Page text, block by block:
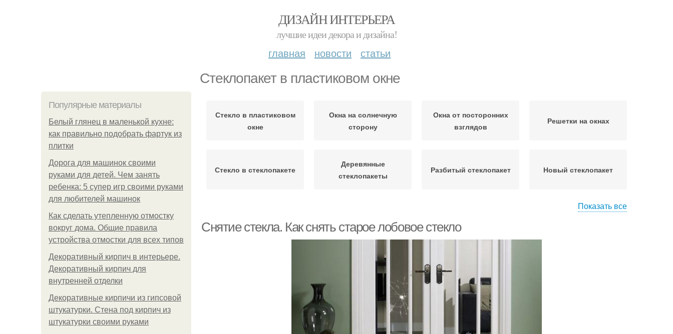
ДИЗАЙН ИНТЕРЬЕРА
лучшие идеи декора и дизайна!
главная новости статьи
Стеклопакет в пластиковом окне
Популярные материалы
Белый глянец в маленькой кухне:
как правильно подобрать фартук из
плитки
Дорога для машинок своими
руками для детей. Чем занять
ребенка: 5 супер игр своими руками
для любителей машинок
Как сделать утепленную отмостку
вокруг дома. Общие правила
устройства отмостки для всех типов
Декоративный кирпич в интерьере.
Декоративный кирпич для
внутренней отделки
Декоративные кирпичи из гипсовой
штукатурки. Стена под кирпич из
штукатурки своими руками
Стекло в пластиковом
окне
Окна на солнечную
сторону
Окна от посторонних
взглядов
Решетки на окнах
Стекло в стеклопакете
Деревянные
стеклопакеты
Разбитый стеклопакет Новый стеклопакет
Показать все
Снятие стекла. Как снять старое лобовое стекло